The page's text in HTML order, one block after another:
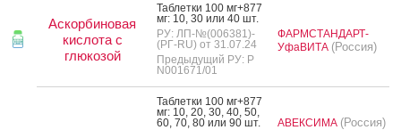
Аскорбиновая
кислота с
глюкозой
Таб­летки 100 мг+877
мг: 10, 30 или 40 шт.
РУ: ЛП-№(006381)-
(РГ-RU) от 31.07.24
Предыдущий РУ: Р
N001671/01
ФАРМСТАНДАРТ-
УфаВИТА (Россия)
Таб­летки 100 мг+877
мг: 10, 20, 30, 40, 50,
60, 70, 80 или 90 шт.
АВЕКСИМА (Россия)